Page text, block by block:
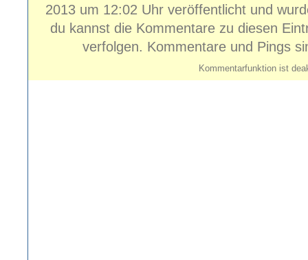
2013 um 12:02 Uhr veröffentlicht und
du kannst die Kommentare zu diesen
verfolgen. Kommentare und Pings
Kommentarfunktion ist